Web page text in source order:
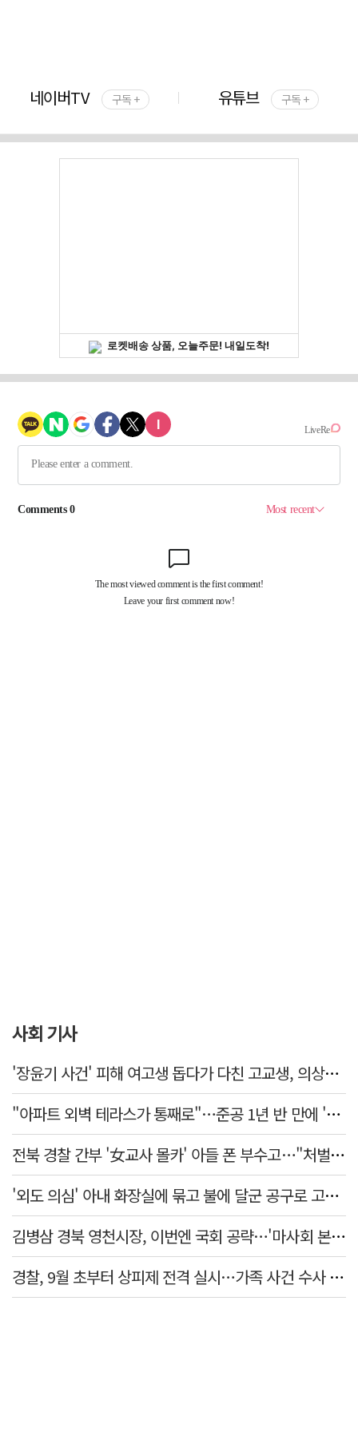
네이버TV 구독 + 유튜브 구독 +
사회 기사
'장윤기 사건' 피해 여고생 돕다가 다친 고교생, 의상자 인정
"아파트 외벽 테라스가 통째로"…준공 1년 반 만에 '아찔 사고'
전북 경찰 간부 '女교사 몰카' 아들 폰 부수고…"처벌 못하는 사안" 내부망에 글
'외도 의심' 아내 화장실에 묶고 불에 달군 공구로 고문…남편 검거
김병삼 경북 영천시장, 이번엔 국회 공략…'마사회 본사 이전·광역교통망 확충' 요청
경찰, 9월 초부터 상피제 전격 실시…가족 사건 수사 못해